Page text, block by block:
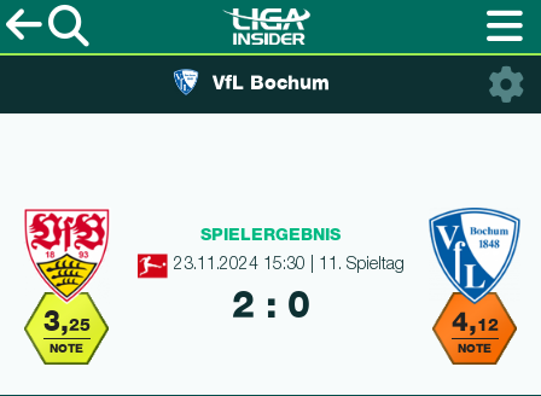
VfL Bochum
3,25
NOTE
4,12
NOTE
SPIELERGEBNIS
23.11.2024 15:30 | 11. Spieltag
2 : 0